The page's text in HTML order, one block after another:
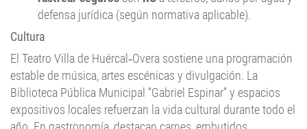
Cultura
El Teatro Villa de Huércal‑Overa sostiene una programación
estable de música, artes escénicas y divulgación. La
Biblioteca Pública Municipal “Gabriel Espinar” y espacios
expositivos locales refuerzan la vida cultural durante todo el
año. En gastronomía, destacan carnes, embutidos,
repostería tradicional y productos de la huerta del